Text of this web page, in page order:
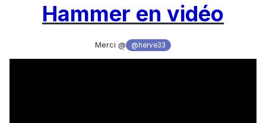
Hammer en vidéo
Merci @ @herve33